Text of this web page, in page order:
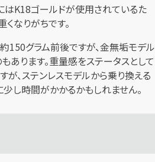
はK18ゴールドが使用されているた
くなりがちです。
150グラム前後ですが、金無垢モデル
あります。重量感をステータスとして
が、ステンレスモデルから乗り換える
し時間がかかるかもしれません。